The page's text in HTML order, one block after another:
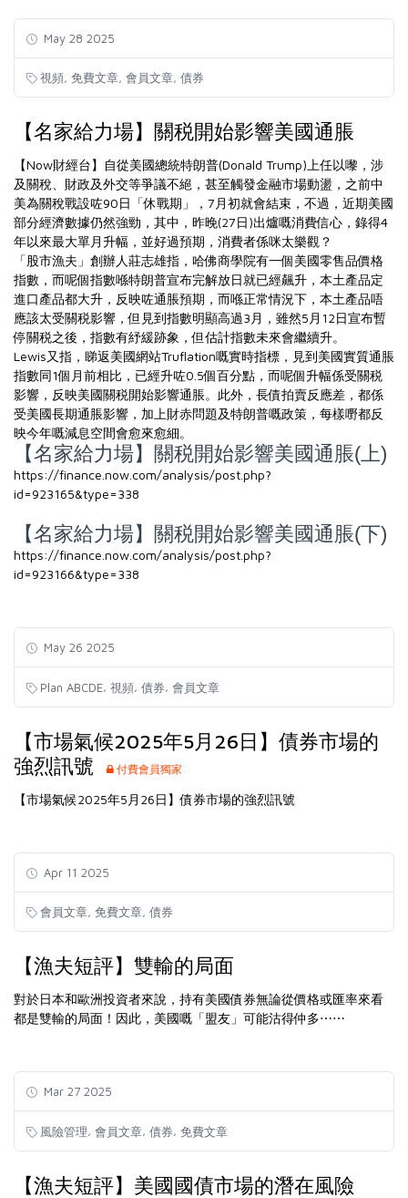
May 28 2025
視頻 免費文章 會員文章 債券
【名家給力場】關税開始影響美國通脹
【Now財經台】自從美國總統特朗普(Donald Trump)上任以嚟，涉
及關稅、財政及外交等爭議不絕，甚至觸發金融市場動盪，之前中
美為關稅戰設咗90日「休戰期」，7月初就會結束，不過，近期美國
部分經濟數據仍然強勁，其中，昨晚(27日)出爐嘅消費信心，錄得4
年以來最大單月升幅，並好過預期，消費者係咪太樂觀？
「股市漁夫」創辦人莊志雄指，哈佛商學院有一個美國零售品價格
指數，而呢個指數喺特朗普宣布完解放日就已經飆升，本土產品定
進口產品都大升，反映咗通脹預期，而喺正常情況下，本土產品唔
應該太受關税影響，但見到指數明顯高過3月，雖然5月12日宣布暫
停關税之後，指數有紓緩跡象，但估計指數未來會繼續升。
Lewis又指，睇返美國網站Truflation嘅實時指標，見到美國實質通脹
指數同1個月前相比，已經升咗0.5個百分點，而呢個升幅係受關税
影響，反映美國關税開始影響通脹。此外，長債拍賣反應差，都係
受美國長期通脹影響，加上財赤問題及特朗普嘅政策，每樣嘢都反
映今年嘅減息空間會愈來愈細。
【名家給力場】關税開始影響美國通脹(上)
https://finance.now.com/analysis/post.php?
id=923165&type=338
【名家給力場】關税開始影響美國通脹(下)
https://finance.now.com/analysis/post.php?
id=923166&type=338
May 26 2025
Plan ABCDE, 視頻, 債券, 會員文章
【市場氣候2025年5月26日】債券市場的
強烈訊號
付費會員獨家
【市場氣候2025年5月26日】債券市場的強烈訊號
Apr 11 2025
會員文章 免費文章 債券
【漁夫短評】雙輸的局面
對於日本和歐洲投資者來說，持有美國債券無論從價格或匯率來看
都是雙輸的局面！因此，美國嘅「盟友」可能沽得仲多⋯⋯
Mar 27 2025
風險管理, 會員文章, 債券, 免費文章
【漁夫短評】美國國債市場的潛在風險